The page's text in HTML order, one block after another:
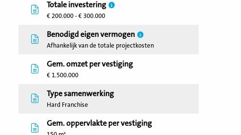
Totale investering
€ 200.000 - € 300.000
Benodigd eigen vermogen
Afhankelijk van de totale projectkosten
Gem. omzet per vestiging
€ 1.500.000
Type samenwerking
Hard Franchise
Gem. oppervlakte per vestiging